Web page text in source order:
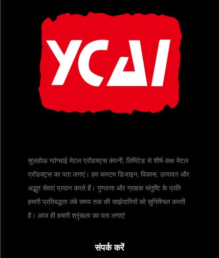
सुज़होऊ ग्वांग्चाई मेटल प्रॉडक्ट्स कंपनी, लिमिटेड से शीर्ष-कक्ष मेटल
प्रॉडक्ट्स का पता लगाएं। हम कस्टम डिजाइन, विकास, उत्पादन और
अद्भुत सेवाएं प्रदान करते हैं। गुणवत्ता और ग्राहक संतुष्टि के प्रति
हमारी प्रतिबद्धता लंबे समय तक की साझेदारियों को सुनिश्चित करती
है। आज ही हमारी श्रृंखला का पता लगाएं!
संपर्क करें